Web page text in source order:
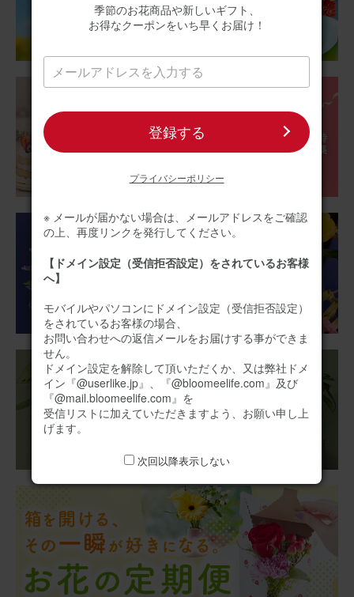
季節のお花商品や新しいギフト、
お得なクーポンをいち早くお届け！
登録する
プライバシーポリシー
※ メールが届かない場合は、メールアドレスをご確認
の上、再度リンクを発行してください。
【ドメイン設定（受信拒否設定）をされているお客様
へ】
モバイルやパソコンにドメイン設定（受信拒否設定）
をされているお客様の場合、
お問い合わせへの返信メールをお届けする事ができま
せん。
ドメイン設定を解除して頂いただくか、又は弊社ドメ
イン『@userlike.jp』、『@bloomeelife.com』及び
『@mail.bloomeelife.com』を
受信リストに加えていただきますよう、お願い申し上
げます。
次回以降表示しない